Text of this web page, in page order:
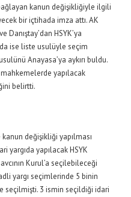
kanun değişikliğiyle ilgili
bir içtihada imza attı. AK
Danıştay’dan HSYK’ya
ise liste usulüyle seçim
Anayasa’ya aykırı buldu.
yapılacak
belirtti.
değişikliği yapılması
yargıda yapılacak HSYK
Kurul’a seçilebileceği
yargı seçimlerinde 5 binin
seçilmişti. 3 ismin seçildiği idari